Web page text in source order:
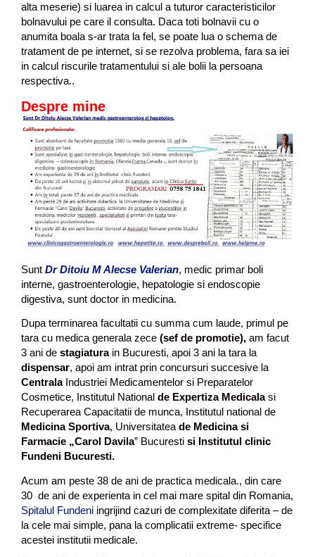
alta meserie) si luarea in calcul a tuturor caracteristicilor
bolnavului pe care il consulta. Daca toti bolnavii cu o
anumita boala s-ar trata la fel, se poate lua o schema de
tratament de pe internet, si se rezolva problema, fara sa iei
in calcul riscurile tratamentului si ale bolii la persoana
respectiva..
Despre mine
Sunt Dr Ditoiu M Alecse Valerian, medic primar boli
interne, gastroenterologie, hepatologie si endoscopie
digestiva, sunt doctor in medicina.
Dupa terminarea facultatii cu summa cum laude, primul pe
tara cu medica generala zece (sef de promotie), am facut
3 ani de stagiaturain Bucuresti, apoi 3 ani la tara la
dispensar, apoi am intrat prin concursuri succesive la
CentralaIndustriei Medicamentelor si Preparatelor
Cosmetice, Institutul National de Expertiza Medicalasi
Recuperarea Capacitatii de munca, Institutul national de
Medicina Sportiva, Universitatea de Medicina si
Farmacie „Carol Davila” Bucuresti si Institutul clinic
Fundeni Bucuresti.
Acum am peste 38 de ani de practica medicala., din care
30 de ani de experienta in cel mai mare spital din Romania,
Spitalul Fundeni ingrijind cazuri de complexitate diferita – de
la cele mai simple, pana la complicatii extreme- specifice
acestei institutii medicale.